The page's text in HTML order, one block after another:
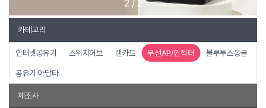
2 / 2
카테고리
인터넷공유기 스위치허브 랜카드 무선AP/인젝터 블루투스동글
공유기 아답타
제조사